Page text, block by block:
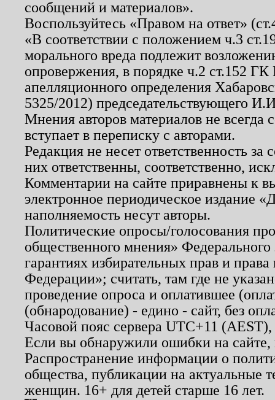
сообщений и материалов».
Воспользуйтесь «Правом на ответ»
«В соответствии с положением ч.3
морального вреда подлежит
опровержения, в порядке ч.2 ст.152
апелляционного определения
5325/2012) председательствующего
Мнения авторов материалов не
вступает в переписку с авторами.
Редакция не несет ответственность
них ответственны, соответственно,
Комментарии на сайте приравнены к
электронное периодическое издание
наполняемость несут авторы.
Политические опросы/голосования
общественного мнения»
гарантиях избирательных прав и
Федерации»; считать, там где не
проведение опроса и оплатившее
(обнародование) - едино - сайт, без
Часовой пояс сервера UTC+11
Если вы обнаружили ошибки на
Распространение информации о
общества, публикации на актуальные
женщин. 16+ для детей старше 16 лет.